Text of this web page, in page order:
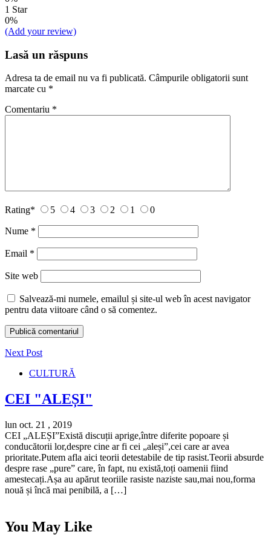
1 Star
0%
(Add your review)
Lasă un răspuns
Adresa ta de email nu va fi publicată. Câmpurile obligatorii sunt
marcate cu *
Comentariu *
Rating* 5 4 3 2 1 0
Nume *
Email *
Site web
Salvează-mi numele, emailul și site-ul web în acest navigator
pentru data viitoare când o să comentez.
Next Post
CULTURĂ
CEI "ALEȘI"
lun oct. 21 , 2019
CEI „ALEȘI”Există discuții aprige,între diferite popoare și
conducătorii lor,despre cine ar fi cei „aleși”,cei care ar avea
prioritate.Putem afla aici teorii detestabile de tip rasist.Teorii absurde
despre rase „pure” care, în fapt, nu există,toți oamenii fiind
amestecați.Așa au apărut teoriile rasiste naziste sau,mai nou,forma
nouă și încă mai penibilă, a […]
You May Like